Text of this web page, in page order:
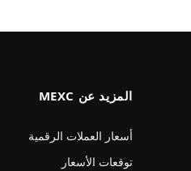
المزيد عن MEXC
أسعار العملات الرقمية
توقعات الأسعار